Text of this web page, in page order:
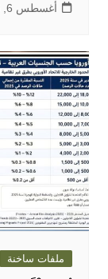
أغسطس 6, 2026
ملفات ساخنة